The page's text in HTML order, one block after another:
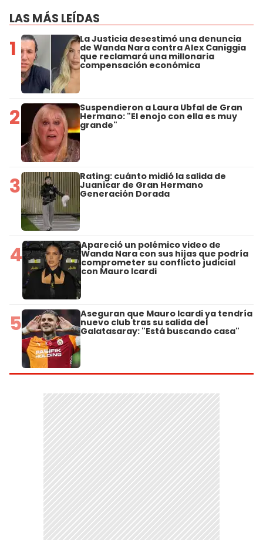
LAS MÁS LEÍDAS
1 La Justicia desestimó una denuncia
de Wanda Nara contra Alex Caniggia
que reclamará una millonaria
compensación económica
2 Suspendieron a Laura Ubfal de Gran
Hermano: "El enojo con ella es muy
grande"
3 Rating: cuánto midió la salida de
Juanicar de Gran Hermano
Generación Dorada
4 Apareció un polémico video de
Wanda Nara con sus hijas que podría
comprometer su conflicto judicial
con Mauro Icardi
5 Aseguran que Mauro Icardi ya tendría
nuevo club tras su salida del
Galatasaray: "Está buscando casa"